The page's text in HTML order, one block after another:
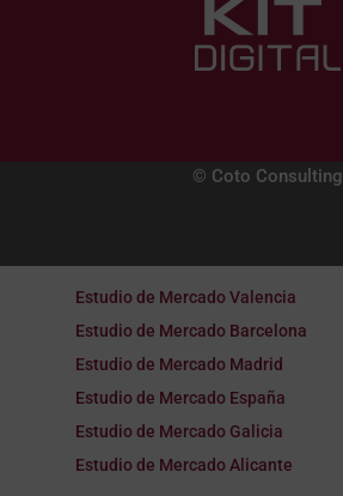
© Coto Consulting
Estudio de Mercado Valencia
Estudio de Mercado Barcelona
Estudio de Mercado Madrid
Estudio de Mercado España
Estudio de Mercado Galicia
Estudio de Mercado Alicante